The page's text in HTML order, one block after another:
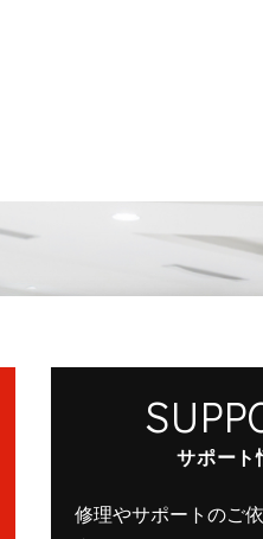
サポート
修理やサポートのご